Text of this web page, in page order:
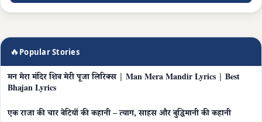
🔥 Popular Stories
मन मेरा मंदिर शिव मेरी पूजा लिरिक्स | Man Mera Mandir Lyrics | Best
Bhajan Lyrics
एक राजा की चार बेटियों की कहानी – त्याग, साहस और बुद्धिमानी की कहानी